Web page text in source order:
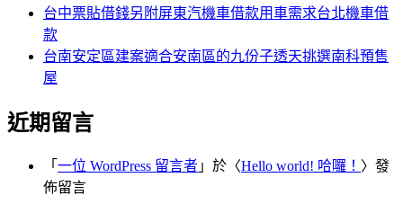
台中票貼借錢另附屏東汽機車借款用車需求台北機車借
款
台南安定區建案適合安南區的九份子透天挑選南科預售
屋
近期留言
「 一位 WordPress 留言者 」於〈Hello world! 哈囉！ 〉發
佈留言